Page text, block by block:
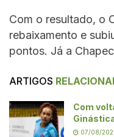
Com o resultado, o
rebaixamento e
pontos. Já a
ARTIGOS
Com
07/08/